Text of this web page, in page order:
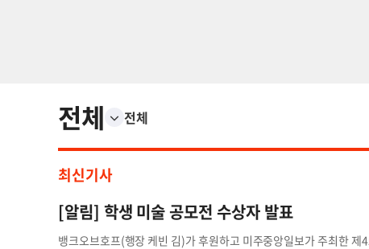
전체 전체
최신기사
[알림] 학생 미술 공모전 수상자 발표
뱅크오브호프(행장 케빈 김)가 후원하고 미주중앙일보가 주최한